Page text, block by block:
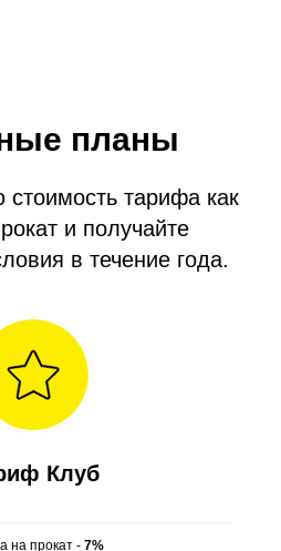
планы
стоимость тарифа как
и получайте
в течение года.
Клуб
на прокат - 7%